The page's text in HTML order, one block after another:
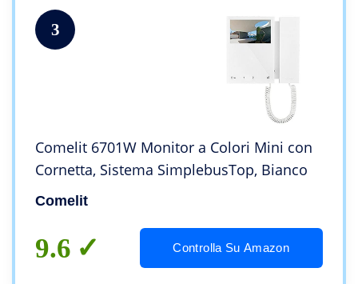
3
Comelit 6701W Monitor a Colori Mini con
Cornetta, Sistema SimplebusTop, Bianco
Comelit
9.6 Controlla Su Amazon